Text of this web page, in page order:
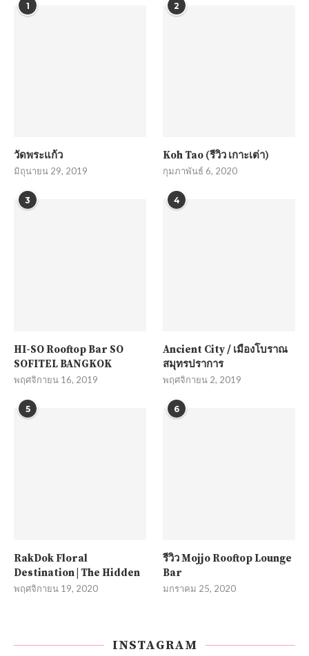
1
วัดพระแก้ว
มิถุนายน 29, 2019
2
Koh Tao (รีวิว เกาะเต่า)
กุมภาพันธ์ 6, 2020
3
HI-SO Rooftop Bar SO
SOFITEL BANGKOK
พฤศจิกายน 16, 2019
4
Ancient City / เมืองโบราณ
สมุทรปราการ
พฤศจิกายน 2, 2019
5
RakDok Floral
Destination | The Hidden
พฤศจิกายน 19, 2020
6
รีวิว Mojjo Rooftop Lounge
Bar
มกราคม 25, 2020
INSTAGRAM